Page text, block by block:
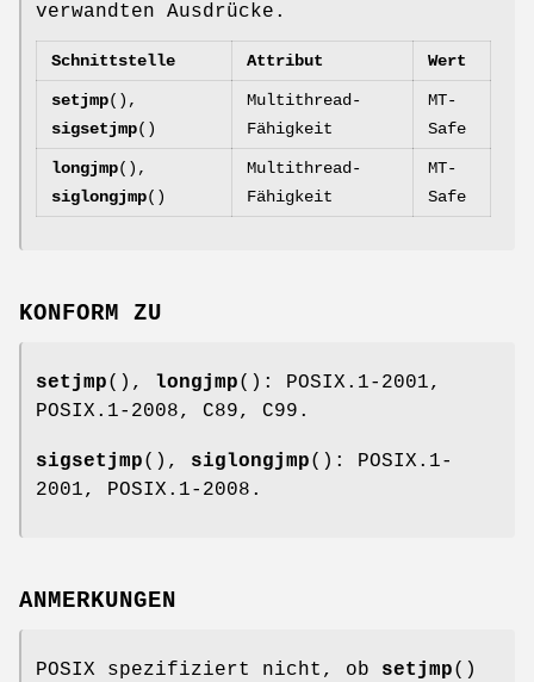
verwandten Ausdrücke.
Schnittstelle Attribut Wert
setjmp(),
sigsetjmp()
Multithread-
Fähigkeit
MT-
Safe
longjmp(),
siglongjmp()
Multithread-
Fähigkeit
MT-
Safe
KONFORM ZU
setjmp(), longjmp(): POSIX.1-2001,
POSIX.1-2008, C89, C99.
sigsetjmp(), siglongjmp(): POSIX.1-
2001, POSIX.1-2008.
ANMERKUNGEN
POSIX spezifiziert nicht, ob setjmp()